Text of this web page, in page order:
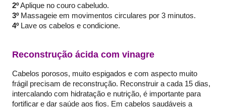
2ºAplique no couro cabeludo.
3ºMassageie em movimentos circulares por 3 minutos.
4º Lave os cabelos e condicione.
Reconstrução ácida com vinagre
Cabelos porosos, muito espigados e com aspecto muito
frágil precisam de reconstrução. Reconstruir a cada 15 dias,
intercalando com hidratação e nutrição, é importante para
fortificar e dar saúde aos fios. Em cabelos saudáveis a